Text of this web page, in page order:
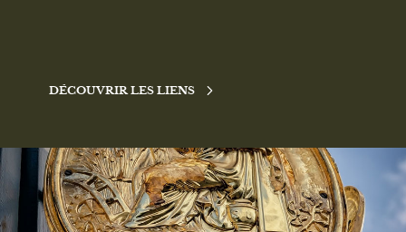
DÉCOUVRIR LES LIENS